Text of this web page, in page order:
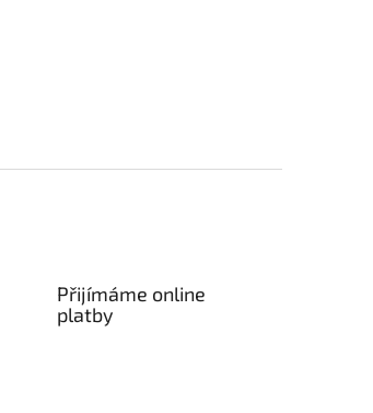
Přijímáme online
platby